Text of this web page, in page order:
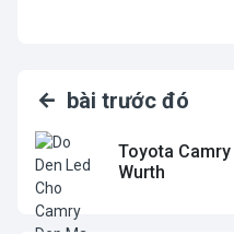
bài trước đó
Toyota
Wurth